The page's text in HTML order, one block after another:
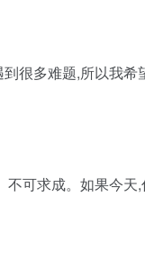
很多难题,所以我希
可求成。如果今天,